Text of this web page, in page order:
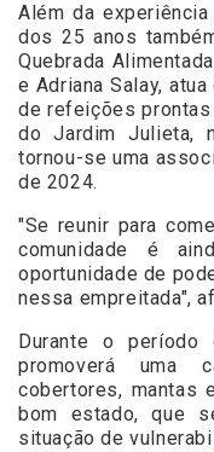
Além da
dos 25 anos
Quebrada
e Adriana Salay,
de refeições
do Jardim Julieta,
tornou-se uma
de 2024.
"Se reunir para
comunidade é
oportunidade de
nessa empreitada",
Durante o período
promoverá uma
cobertores, mantas
bom estado, que
situação de